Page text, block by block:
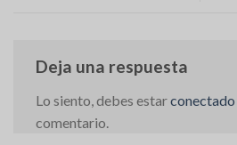
Deja una respuesta
Lo siento, debes estarconectado
comentario.